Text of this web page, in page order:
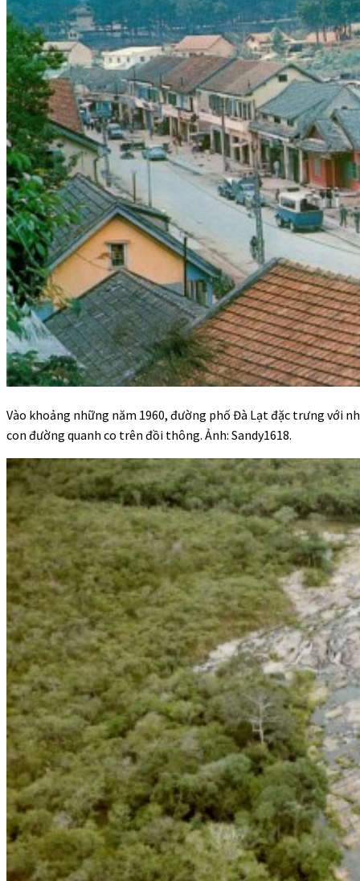
Vào khoảng những năm 1960, đường phố Đà Lạt đặc trưng với
con đường quanh co trên đồi thông. Ảnh: Sandy1618.